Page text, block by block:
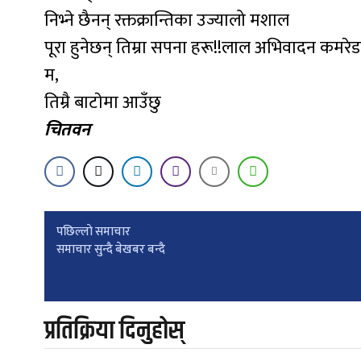
निभ्ने छैनन् रक्तक्रान्तिका उज्यालो मशाल
पूरा हुनेछन् तिम्रा सपना हरू!!लाल अभिवादन कमरेड
म,
तिम्रै बाटाेमा आउँछु
चितवन
Post
पछिल्लाे समाचार
समाचार सुन्दै बेखबर बन्दै
प्रतिक्रिया दिनुहोस्